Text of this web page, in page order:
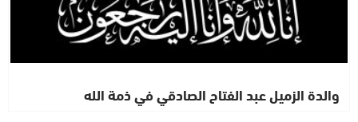
والدة الزميل عبد الفتاح الصادقي في ذمة الله